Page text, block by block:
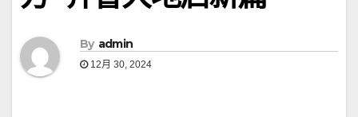
By admin
12月 30, 2024